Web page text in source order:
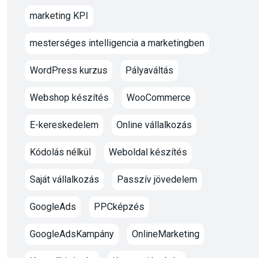
marketing KPI
mesterséges intelligencia a marketingben
WordPress kurzus Pályaváltás
Webshop készítés WooCommerce
E-kereskedelem Online vállalkozás
Kódolás nélkül Weboldal készítés
Saját vállalkozás Passzív jövedelem
GoogleAds PPCképzés
GoogleAdsKampány OnlineMarketing